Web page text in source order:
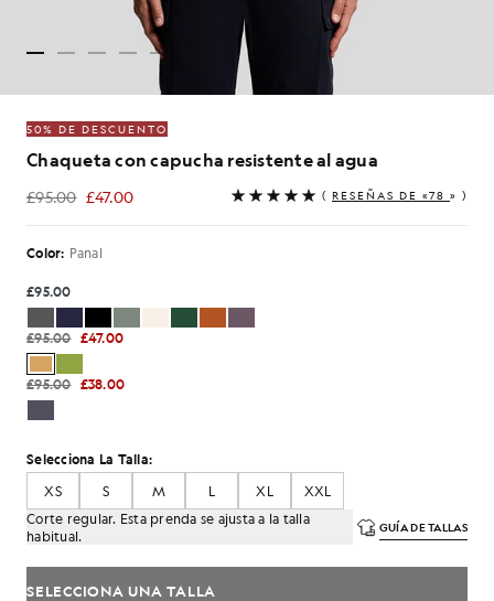
50% DE DESCUENTO
Chaqueta con capucha resistente al agua
£95.00 £47.00
£47.00 ( RESEÑAS DE «78 » )
Color: Panal
£95.00
£95.00 £47.00
£95.00 £38.00
Selecciona La Talla:
XS
S M L XL
XXL
Corte regular. Esta prenda se ajusta a la talla
habitual.
GUÍA DE TALLAS
SELECCIONA UNA TALLA